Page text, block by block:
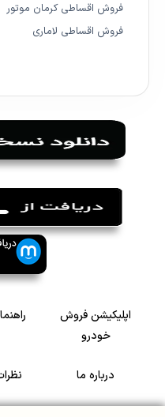
فروش اقساطی کرمان موتور
فروش اقساطی لاماری
اپلیکیشن فروش
خودرو
درباره ما